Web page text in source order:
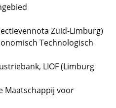
Zuid-Limburg)
Technologisch
LIOF (Limburg
Maatschappij voor